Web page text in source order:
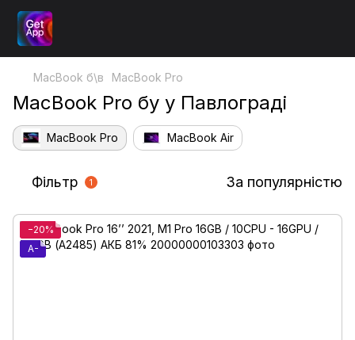
MacBook б\в MacBook Pro
MacBook Pro бу у Павлограді
MacBook Pro MacBook Air
Фільтр 1 За популярністю
−20%
A-